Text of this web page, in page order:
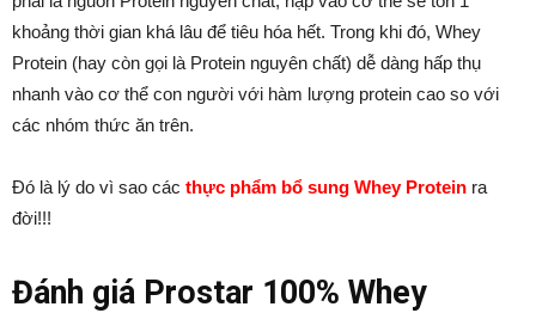
khoảng thời gian khá lâu để tiêu hóa hết. Trong khi đó, Whey
Protein (hay còn gọi là Protein nguyên chất) dễ dàng hấp thụ
nhanh vào cơ thể con người với hàm lượng protein cao so với
các nhóm thức ăn trên.
Đó là lý do vì sao các thực phẩm bổ sung Whey Protein ra
đời!!!
Đánh giá Prostar 100% Whey